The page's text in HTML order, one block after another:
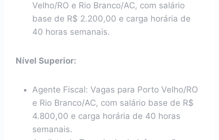
Velho/RO e Rio Branco/AC, com salário
base de R$ 2.200,00 e carga horária de
40 horas semanais.
Nível Superior:
Agente Fiscal: Vagas para Porto Velho/RO
e Rio Branco/AC, com salário base de R$
4.800,00 e carga horária de 40 horas
semanais.